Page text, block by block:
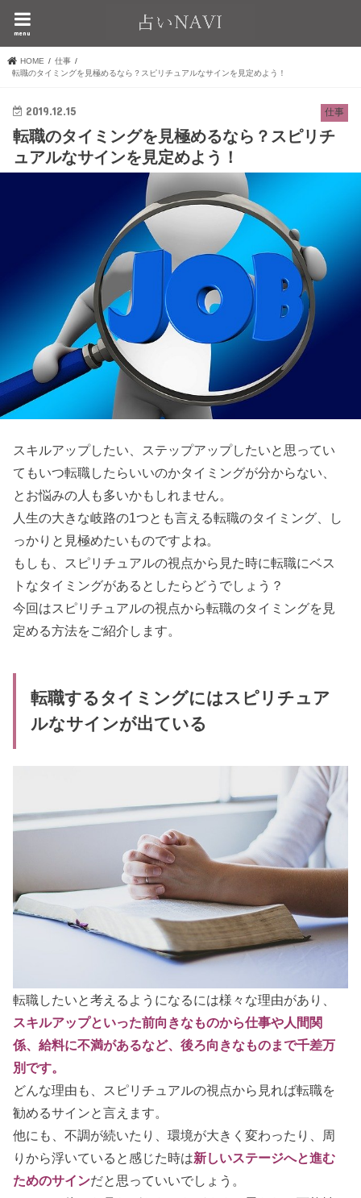
menu
HOME
仕事
転職のタイミングを見極めるなら？スピリチュアルなサインを見定めよう！
仕事
2019.12.15
転職のタイミングを見極めるなら？スピリチ
ュアルなサインを見定めよう！
スキルアップしたい、ステップアップしたいと思ってい
てもいつ転職したらいいのかタイミングが分からない、
とお悩みの人も多いかもしれません。
人生の大きな岐路の1つとも言える転職のタイミング、し
っかりと見極めたいものですよね。
もしも、スピリチュアルの視点から見た時に転職にベス
トなタイミングがあるとしたらどうでしょう？
今回はスピリチュアルの視点から転職のタイミングを見
定める方法をご紹介します。
転職するタイミングにはスピリチュア
ルなサインが出ている
転職したいと考えるようになるには様々な理由があり、
スキルアップといった前向きなものから仕事や人間関
係、給料に不満があるなど、後ろ向きなものまで千差万
別です。
どんな理由も、スピリチュアルの視点から見れば転職を
勧めるサインと言えます。
他にも、不調が続いたり、環境が大きく変わったり、周
りから浮いていると感じた時は新しいステージへと進む
ためのサインだと思っていいでしょう。